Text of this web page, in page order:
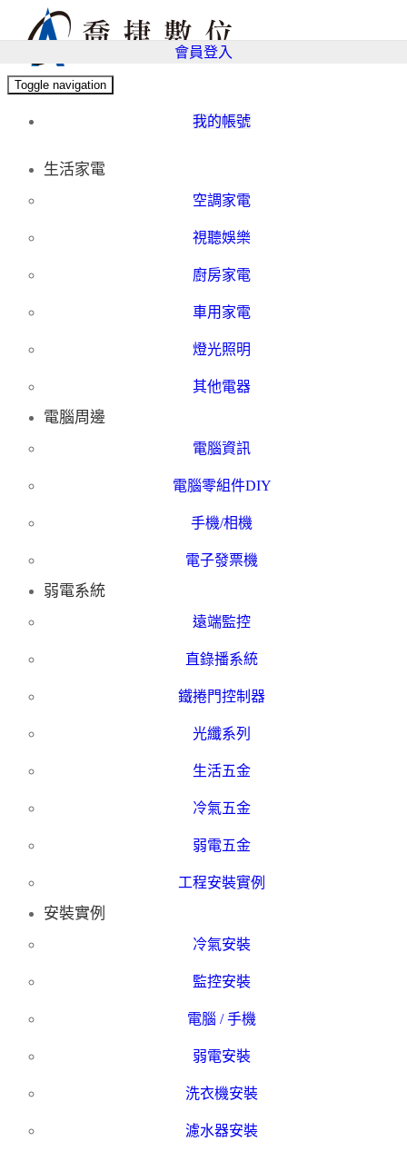
Toggle navigation
我的帳號
會員登入
生活家電
空調家電
視聽娛樂
廚房家電
車用家電
燈光照明
其他電器
電腦周邊
電腦資訊
電腦零組件DIY
手機/相機
電子發票機
弱電系統
遠端監控
直錄播系統
鐵捲門控制器
光纖系列
生活五金
冷氣五金
弱電五金
工程安裝實例
安裝實例
冷氣安裝
監控安裝
電腦 / 手機
弱電安裝
洗衣機安裝
濾水器安裝